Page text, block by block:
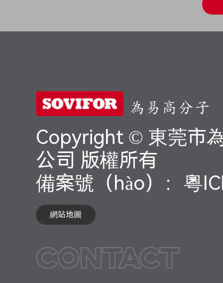
為易高分子
Copyright © 東莞市
公司 版權所有
備案號（hào）： 粵
網站地圖
Contact